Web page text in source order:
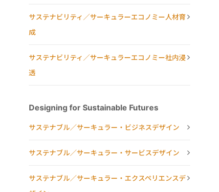
サステナビリティ／サーキュラーエコノミー人材育
成
サステナビリティ／サーキュラーエコノミー社内浸
透
Designing for Sustainable Futures
サステナブル／サーキュラー・ビジネスデザイン
サステナブル／サーキュラー・サービスデザイン
サステナブル／サーキュラー・エクスペリエンスデ